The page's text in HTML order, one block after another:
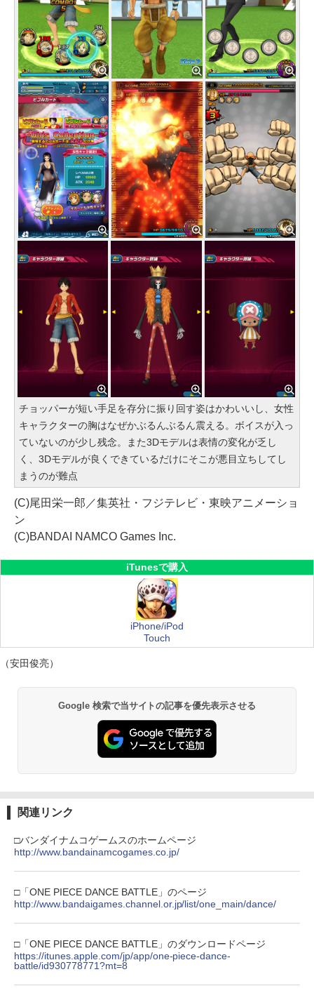
チョッパーが短い手足を存分に振り回す姿はかわいいし、女性
キャラクターの胸はなぜかぶるんぶるん震える。ボイスが入っ
ていないのが少し残念。また3Dモデルは表情の変化が乏し
く、3Dモデルが良くできているだけにそこが悪目立ちしてし
まうのが難点
(C)尾田栄一郎／集英社・フジテレビ・東映アニメーショ
ン
(C)BANDAI NAMCO Games Inc.
iTunesで購入
iPhone/iPod
Touch
（安田俊亮）
Google 検索で当サイトの記事を優先表示させる
関連リンク
□バンダイナムコゲームスのホームページ
http://www.bandainamcogames.co.jp/
□「ONE PIECE DANCE BATTLE」のページ
http://www.bandaigames.channel.or.jp/list/one_main/dance/
□「ONE PIECE DANCE BATTLE」のダウンロードページ
https://itunes.apple.com/jp/app/one-piece-dance-
battle/id930778771?mt=8